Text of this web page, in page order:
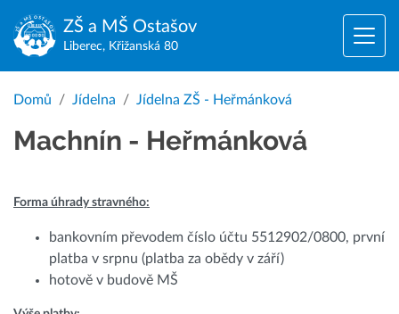
ZŠ a MŠ Ostašov
Liberec, Křižanská 80
Domů Jídelna Jídelna ZŠ - Heřmánková
Machnín - Heřmánková
Forma úhrady stravného:
bankovním převodem číslo účtu 5512902/0800, první
platba v srpnu (platba za obědy v září)
hotově v budově MŠ